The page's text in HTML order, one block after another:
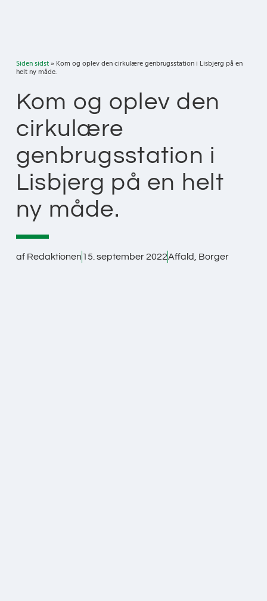
Siden sidst» Kom og oplev den cirkulære genbrugsstation i Lisbjerg på en
helt ny måde.
Kom og oplev den
cirkulære
genbrugsstation i
Lisbjerg på en helt
ny måde.
afRedaktionen 15. september 2022Affald Borger